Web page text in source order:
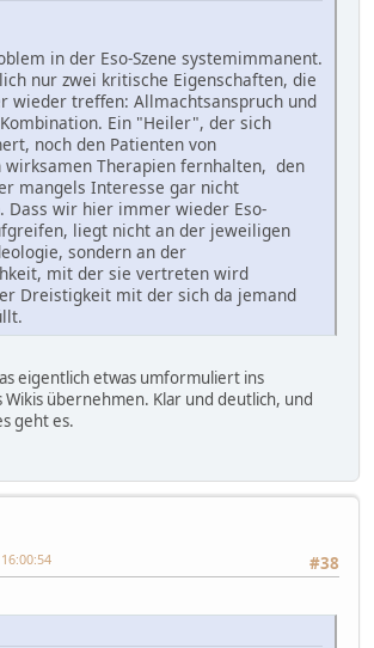
in der Eso-Szene systemimmanent.
nur zwei kritische Eigenschaften, die
wieder treffen: Allmachtsanspruch und
Ein "Heiler", der sich
noch den Patienten von
wirksamen Therapien fernhalten, den
mangels Interesse gar nicht
Dass wir hier immer wieder Eso-
liegt nicht an der jeweiligen
sondern an der
mit der sie vertreten wird
Dreistigkeit mit der sich da jemand
eigentlich etwas umformuliert ins
übernehmen. Klar und deutlich, und
geht es.
#38